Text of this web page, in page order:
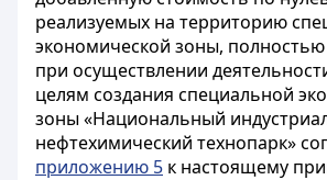
реализуемых на территорию
экономической зоны,
при осуществлении
целям создания специальной
зоны «Национальный
нефтехимический технопарк»
приложению 5 к настоящему